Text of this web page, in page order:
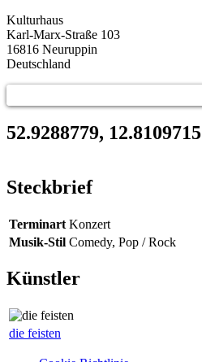
Kulturhaus
Karl-Marx-Straße 103
16816 Neuruppin
Deutschland
52.9288779, 12.8109715
Steckbrief
Terminart Konzert
Musik-Stil Comedy, Pop / Rock
Künstler
die feisten